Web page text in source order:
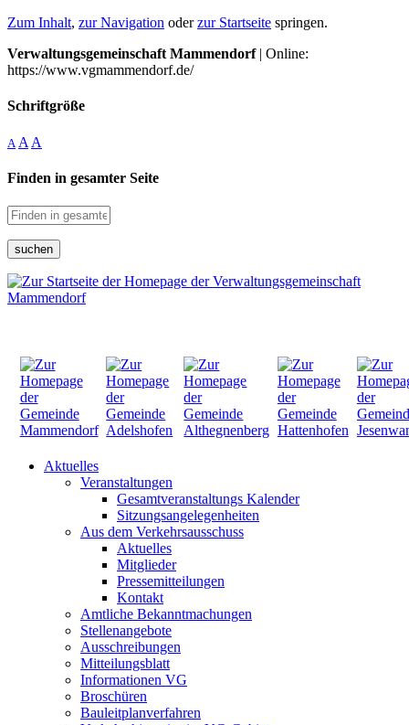
Zum Inhalt, zur Navigation oderzur Startseite springen.
Verwaltungsgemeinschaft Mammendorf| Online:
https://www.vgmammendorf.de/
Schriftgröße
A A A
Finden in gesamter Seite
suchen
Aktuelles
Veranstaltungen
Gesamtveranstaltungs Kalender
Sitzungsangelegenheiten
Aus dem Verkehrsausschuss
Aktuelles
Mitglieder
Pressemitteilungen
Kontakt
Amtliche Bekanntmachungen
Stellenangebote
Ausschreibungen
Mitteilungsblatt
Informationen VG
Broschüren
Bauleitplanverfahren